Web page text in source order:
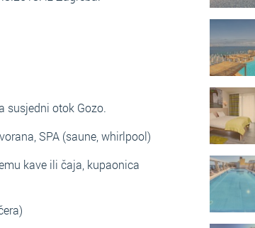
susjedni otok Gozo.
SPA (saune, whirlpool)
kave ili čaja, kupaonica